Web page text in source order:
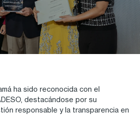
ha sido reconocida con el
destacándose por su
responsable y la transparencia en